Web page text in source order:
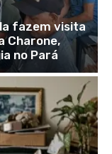
fazem visita
Charone,
no Pará